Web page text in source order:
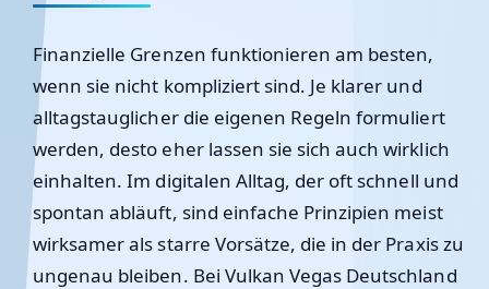
Finanzielle Grenzen funktionieren am besten,
wenn sie nicht kompliziert sind. Je klarer und
alltagstauglicher die eigenen Regeln formuliert
werden, desto eher lassen sie sich auch wirklich
einhalten. Im digitalen Alltag, der oft schnell und
spontan abläuft, sind einfache Prinzipien meist
wirksamer als starre Vorsätze, die in der Praxis zu
ungenau bleiben. Bei Vulkan Vegas Deutschland